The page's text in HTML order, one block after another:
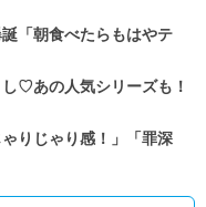
「朝食べたらもはやテ
♡あの人気シリーズも！
りじゃり感！」「罪深